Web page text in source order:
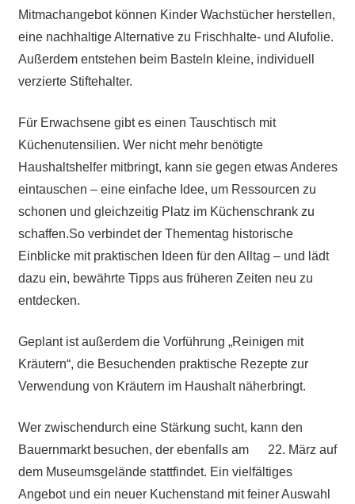
Mitmachangebot können Kinder Wachstücher herstellen,
eine nachhaltige Alternative zu Frischhalte- und Alufolie.
Außerdem entstehen beim Basteln kleine, individuell
verzierte Stiftehalter.
Für Erwachsene gibt es einen Tauschtisch mit
Küchenutensilien. Wer nicht mehr benötigte
Haushaltshelfer mitbringt, kann sie gegen etwas Anderes
eintauschen – eine einfache Idee, um Ressourcen zu
schonen und gleichzeitig Platz im Küchenschrank zu
schaffen.So verbindet der Thementag historische
Einblicke mit praktischen Ideen für den Alltag – und lädt
dazu ein, bewährte Tipps aus früheren Zeiten neu zu
entdecken.
Geplant ist außerdem die Vorführung „Reinigen mit
Kräutern“, die Besuchenden praktische Rezepte zur
Verwendung von Kräutern im Haushalt näherbringt.
Wer zwischendurch eine Stärkung sucht, kann den
Bauernmarkt besuchen, der ebenfalls am 22. März auf
dem Museumsgelände stattfindet. Ein vielfältiges
Angebot und ein neuer Kuchenstand mit feiner Auswahl